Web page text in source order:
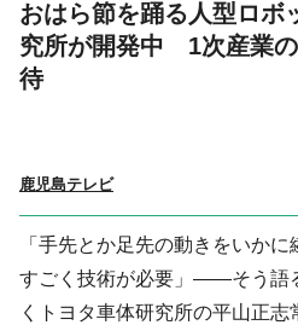
おはら節を踊る人型ロボ
究所が開発中 1次産業
待
鹿児島テレビ
「手先とか足先の動きをいか
すごく技術が必要」——そう語
くトヨタ車体研究所の平山正